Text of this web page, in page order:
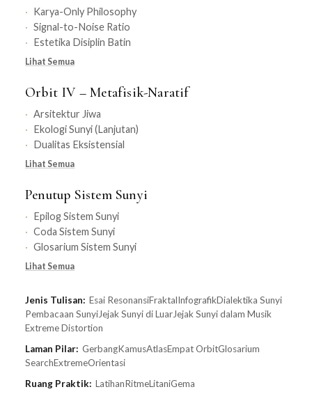
Karya-Only Philosophy
Signal-to-Noise Ratio
Estetika Disiplin Batin
Lihat Semua
Orbit IV – Metafisik-Naratif
Arsitektur Jiwa
Ekologi Sunyi (Lanjutan)
Dualitas Eksistensial
Lihat Semua
Penutup Sistem Sunyi
Epilog Sistem Sunyi
Coda Sistem Sunyi
Glosarium Sistem Sunyi
Lihat Semua
Jenis Tulisan: Esai ResonansiFraktalInfografikDialektika Sunyi
Pembacaan SunyiJejak Sunyi di LuarJejak Sunyi dalam Musik
Extreme Distortion
Laman Pilar: GerbangKamusAtlasEmpat OrbitGlosarium
SearchExtremeOrientasi
Ruang Praktik: LatihanRitmeLitaniGema